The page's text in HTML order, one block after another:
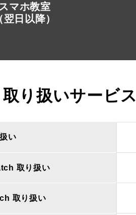
スマホ教室
翌日以降）
取り扱いサービス
い
取り扱い
取り扱い